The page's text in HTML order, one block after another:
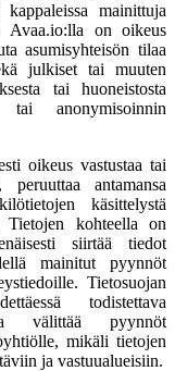
mainittuja
Avaa.io:lla on oikeus
asumisyhteisön tilaa
julkiset tai muuten
tai huoneistosta
tai anonymisoinnin
oikeus vastustaa tai
antamansa
käsittelystä
Tietojen kohteella on
siirtää tiedot
mainitut pyynnöt
Tietosuojan
todistettava
välittää pyynnöt
mikäli tietojen
ja vastuualueisiin.